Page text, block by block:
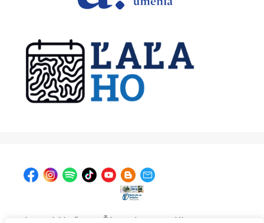
| Krajská knižnica v Žiline, Ul. A. Bernoláka 47, 011 77